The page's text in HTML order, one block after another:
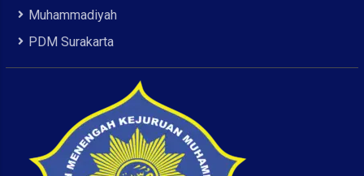
Muhammadiyah
PDM Surakarta